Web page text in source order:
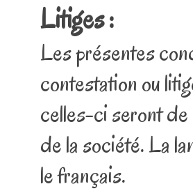
Litiges :
Les présentes
contestation ou
celles-ci seront de
de la société. La
le français.